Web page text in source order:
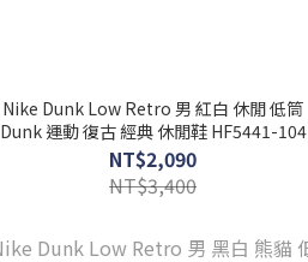
Nike Dunk Low Retro 男 紅白 休閒 低筒
Dunk 運動 復古 經典 休閒鞋 HF5441-104
NT$2,090
NT$3,400